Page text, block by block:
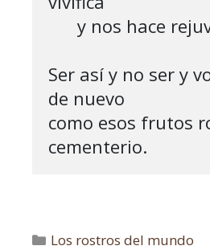
Ser así y no ser y
de nuevo
como esos frutos
cementerio.
Los rostros del mundo